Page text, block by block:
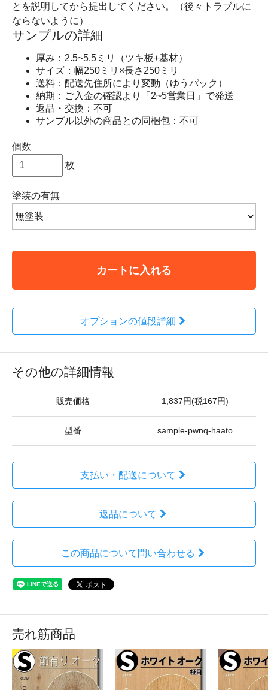
とを説明してから提出してください。（後々トラブルに
ならないように）
サンプルの詳細
厚み：2.5~5.5ミリ（ツキ板+基材）
サイズ：幅250ミリ×長さ250ミリ
送料：配送先住所により変動（ゆうパック）
納期：ご入金の確認より「2~5営業日」で発送
返品・交換：不可
サンプル以外の商品との同梱包：不可
個数
枚
塗装の有無
カートに入れる
オプションの値段詳細
その他の詳細情報
販売価格 1,837円(税167円)
型番 sample-pwnq-haato
支払い・配送について
返品について
この商品について問い合わせる
売れ筋商品